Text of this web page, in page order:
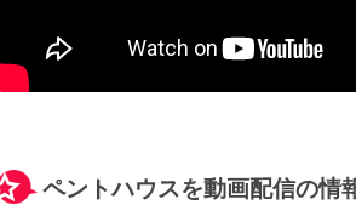
ペントハウスを動画配信の情